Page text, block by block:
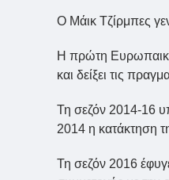
Ο Μάικ Τζίρμπες
Η πρώτη
και δείξει τις
Τη σεζόν 2014-16
2014 η κατάκτηση
Τη σεζόν 2016